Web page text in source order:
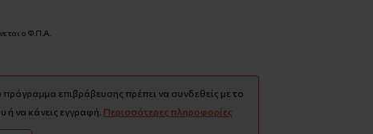
ο Φ.Π.Α.
πρόγραμμα επιβράβευσης πρέπει να συνδεθείς με το
ή να κάνεις εγγραφή. Περισσότερες πληροφορίες